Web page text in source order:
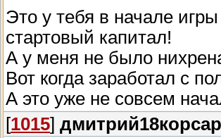
Это у тебя в начале
стартовый капитал!
А у меня не было
Вот когда заработал с
А это уже не совсем
[1015] дмитрий18корсар